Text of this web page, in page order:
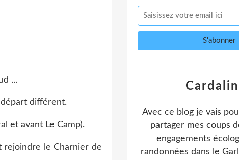
...
différent.
et avant Le Camp).
rejoindre le Charnier de
Avec ce blog je vais
partager mes coups
engagements
randonnées dans le